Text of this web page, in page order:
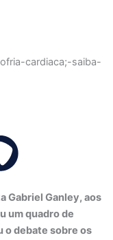
Gabriel Ganley, aos
um quadro de
debate sobre os